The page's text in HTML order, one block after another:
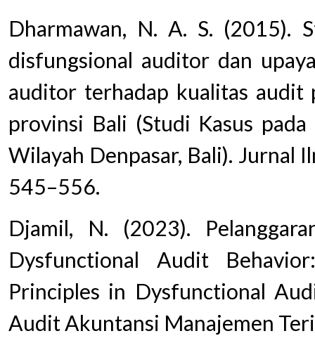
Dharmawan, N. A. S. (2015).
disfungsional auditor dan
auditor terhadap kualitas
provinsi Bali (Studi Kasus
Wilayah Denpasar, Bali). Jurnal
545–556.
Djamil, N. (2023).
Dysfunctional Audit
Principles in Dysfunctional
Audit Akuntansi Manajemen